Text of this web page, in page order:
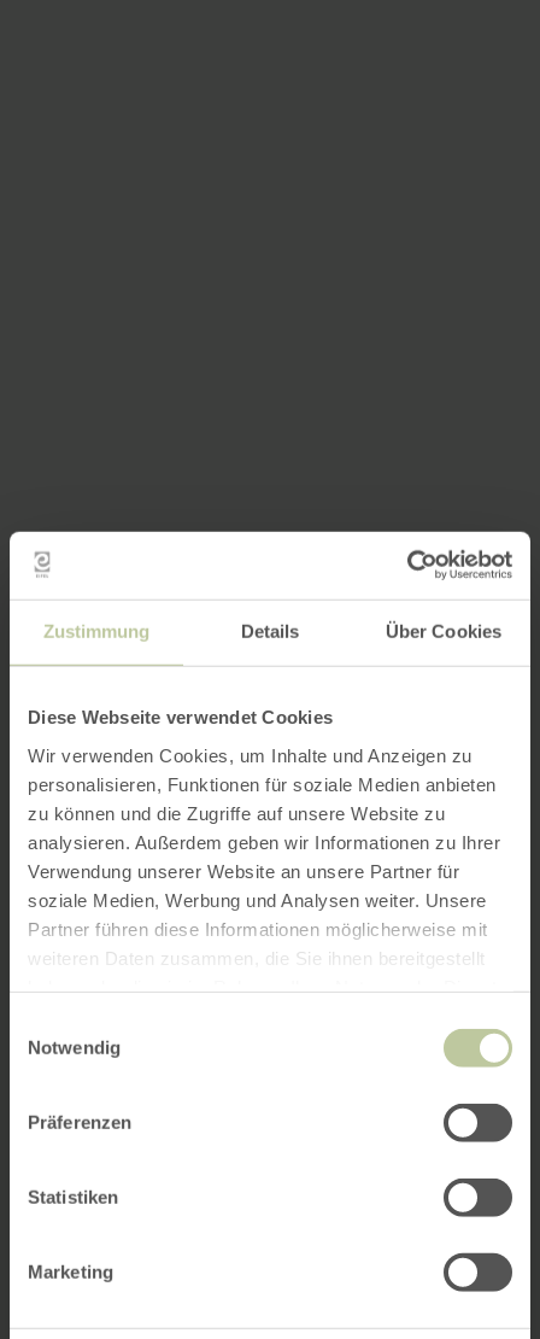
Zustimmung Details Über Cookies
Diese Webseite verwendet Cookies
Wir verwenden Cookies, um Inhalte und Anzeigen zu
personalisieren, Funktionen für soziale Medien anbieten
zu können und die Zugriffe auf unsere Website zu
analysieren. Außerdem geben wir Informationen zu Ihrer
Verwendung unserer Website an unsere Partner für
soziale Medien, Werbung und Analysen weiter. Unsere
Partner führen diese Informationen möglicherweise mit
weiteren Daten zusammen, die Sie ihnen bereitgestellt
Notwendig
Präferenzen
Statistiken
Marketing